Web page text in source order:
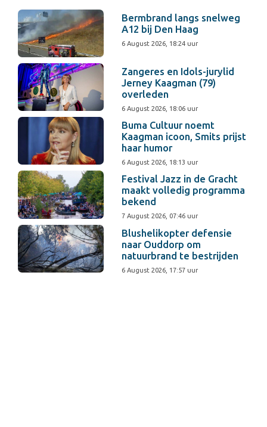
Bermbrand langs snelweg
A12 bij Den Haag
6 August 2026, 18:24 uur
Zangeres en Idols-jurylid
Jerney Kaagman (79)
overleden
6 August 2026, 18:06 uur
Buma Cultuur noemt
Kaagman icoon, Smits prijst
haar humor
6 August 2026, 18:13 uur
Festival Jazz in de Gracht
maakt volledig programma
bekend
7 August 2026, 07:46 uur
Blushelikopter defensie
naar Ouddorp om
natuurbrand te bestrijden
6 August 2026, 17:57 uur